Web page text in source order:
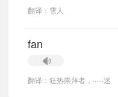
翻译：雪人
fan
翻译：狂热崇拜者，······迷